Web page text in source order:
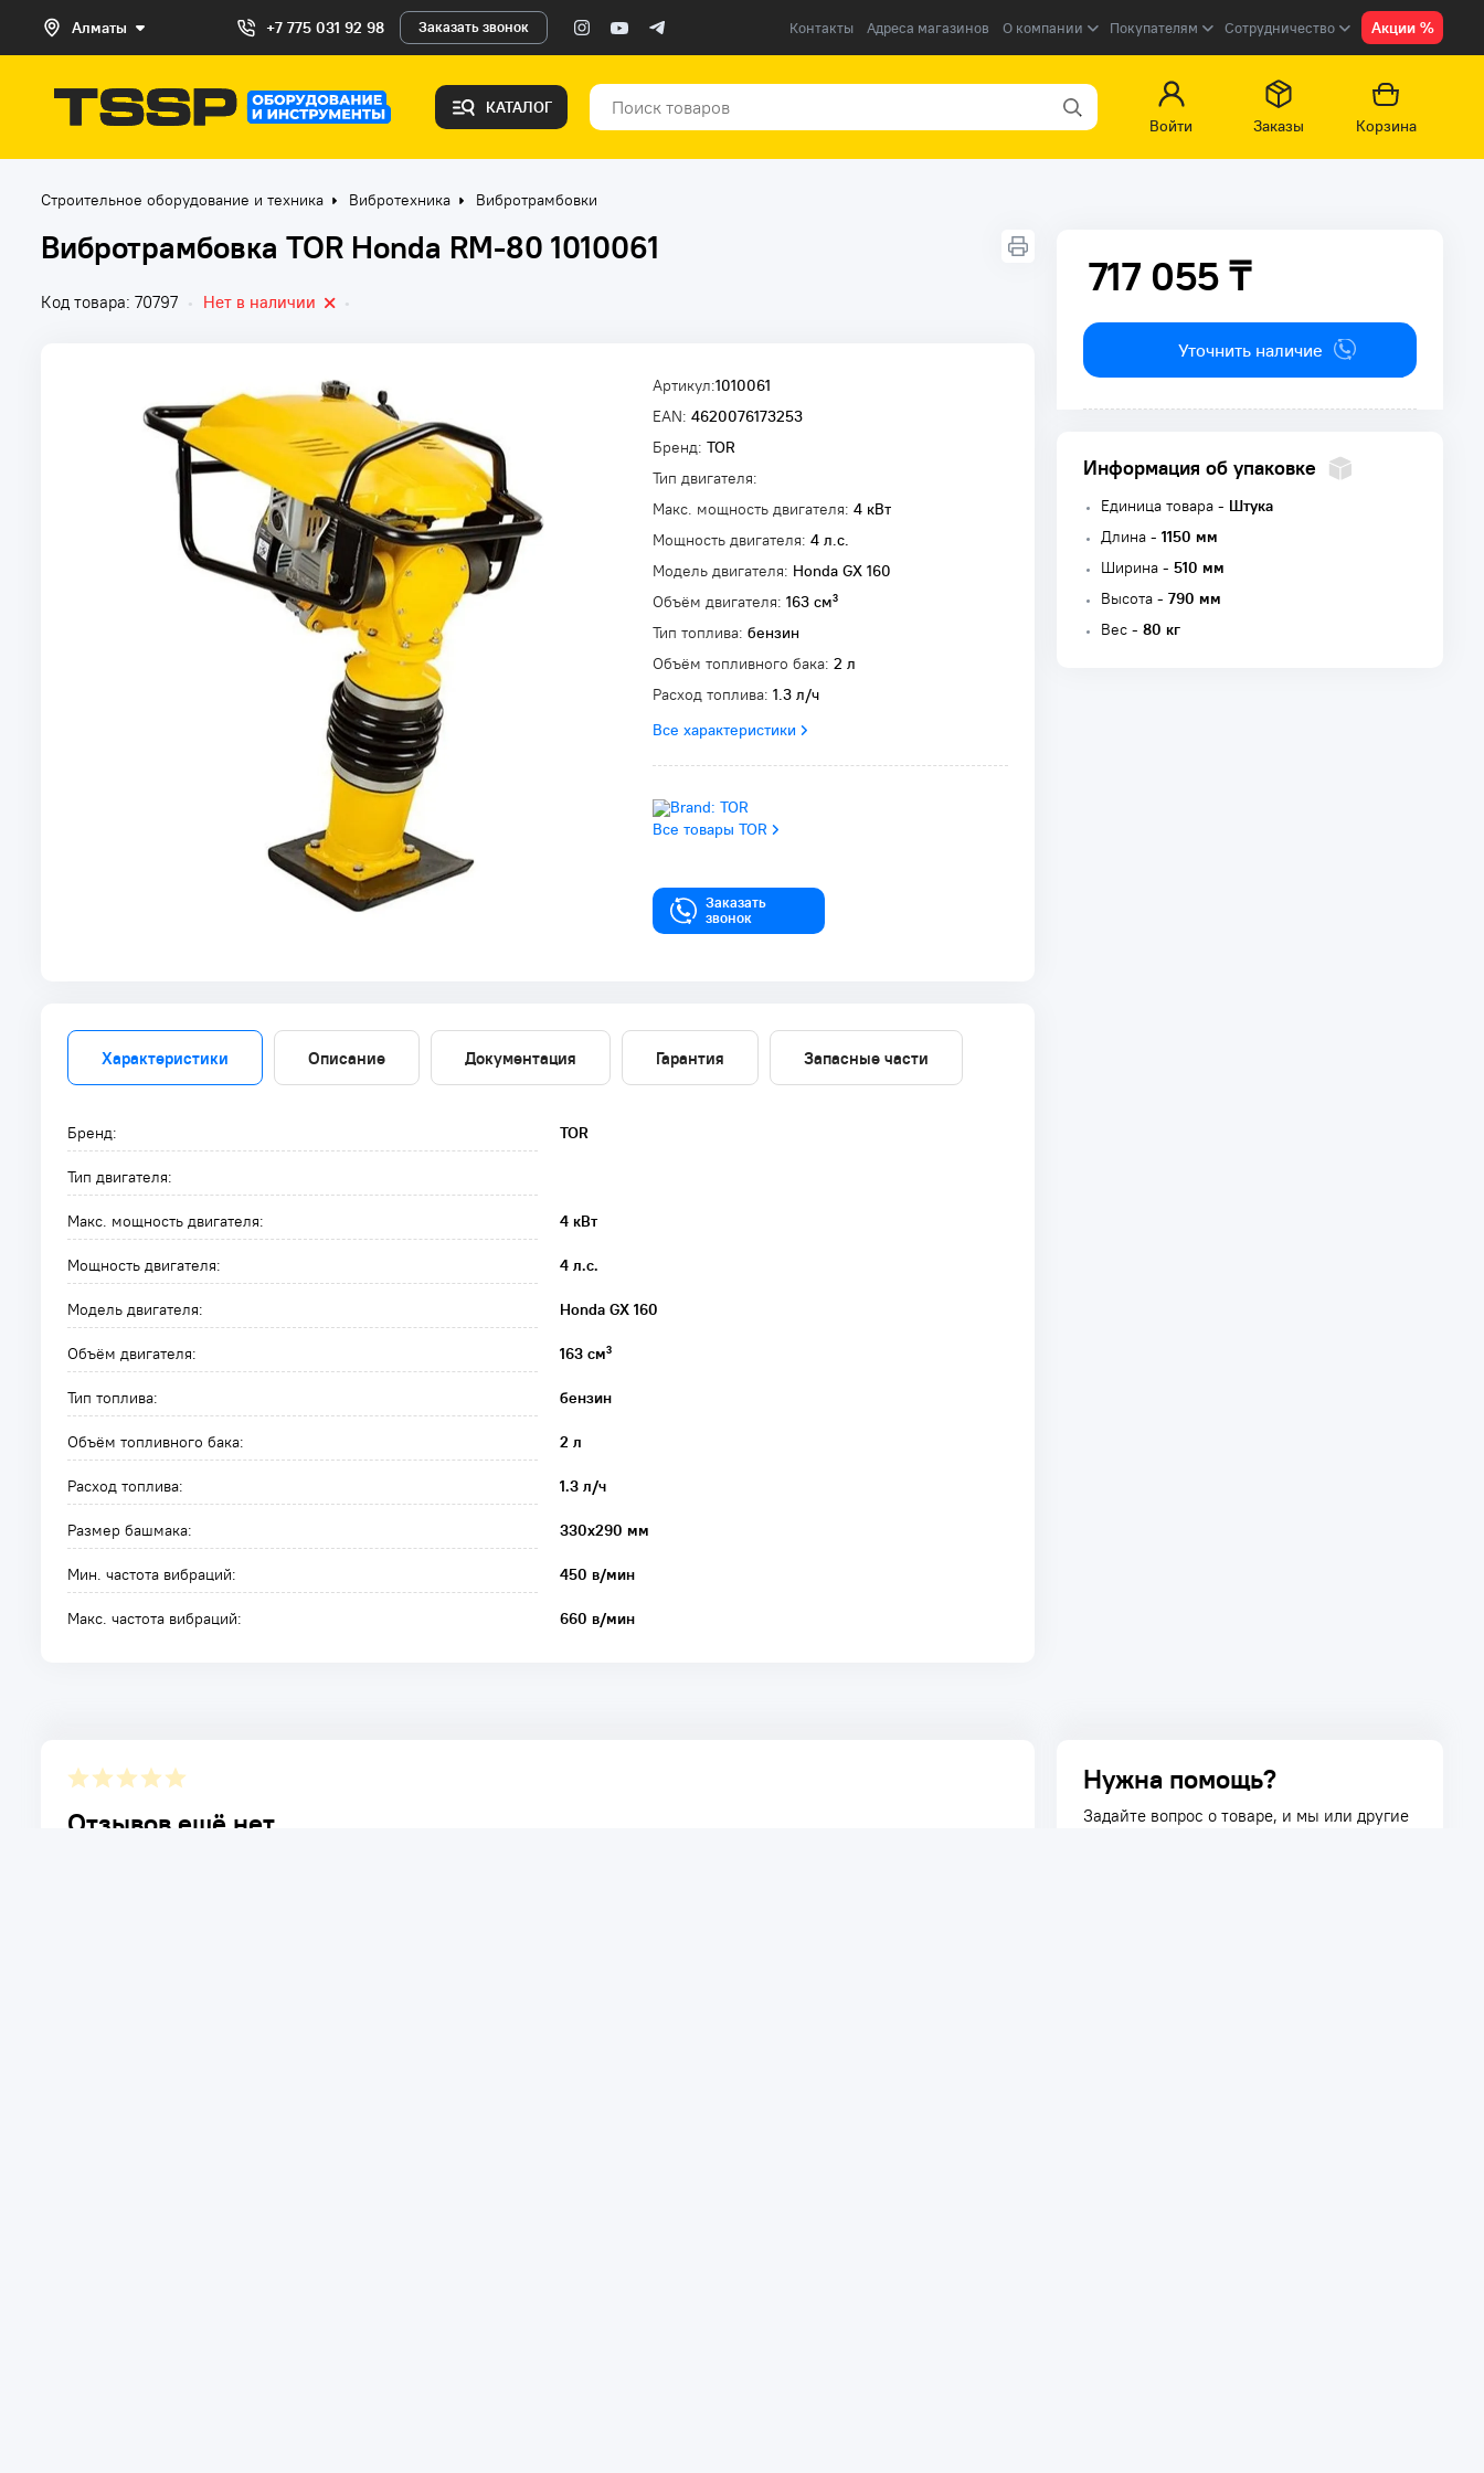
Алматы +7 775 031 92 98 Заказать звонок Контакты Адреса магазинов О компании Покупателям Сотрудничество Акции %
КАТАЛОГ
Войти
Заказы Корзина
Строительное оборудование и техника Вибротехника Вибротрамбовки
Вибротрамбовка TOR Honda RM-80 1010061
Код товара: 70797 • Нет в наличии •
Артикул:1010061
EAN: 4620076173253
Бренд: TOR
Тип двигателя:
Макс. мощность двигателя: 4 кВт
Мощность двигателя: 4 л.с.
Модель двигателя: Honda GX 160
Объём двигателя: 163 см³
Тип топлива: бензин
Объём топливного бака: 2 л
Расход топлива: 1.3 л/ч
Все характеристики
Все товары TOR
Заказать
звонок
717 055 ₸
717 055 ₸
Уточнить наличие
Информация об упаковке
Единица товара - Штука
Длина - 1150 мм
Ширина - 510 мм
Высота - 790 мм
Вес - 80 кг
Характеристики Описание Документация Гарантия Запасные части
Бренд: TOR
Тип двигателя:
Макс. мощность двигателя: 4 кВт
Мощность двигателя: 4 л.с.
Модель двигателя: Honda GX 160
Объём двигателя: 163 см³
Тип топлива: бензин
Объём топливного бака: 2 л
Расход топлива: 1.3 л/ч
Размер башмака: 330х290 мм
Мин. частота вибраций: 450 в/мин
Макс. частота вибраций: 660 в/мин
Отзывов ещё нет.
Нужна помощь?
Задайте вопрос о товаре, и мы или другие